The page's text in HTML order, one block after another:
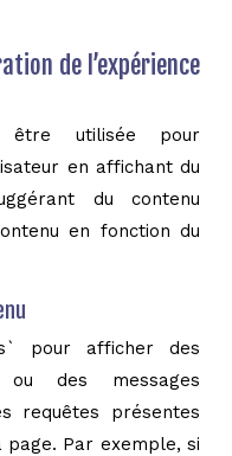
de l’expérience
être utilisée pour
en affichant du
du contenu
en fonction du
pour afficher des
ou des messages
requêtes présentes
page. Par exemple, si